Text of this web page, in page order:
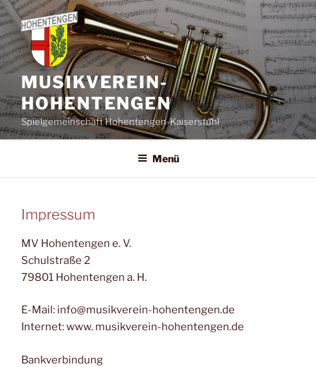
Zum
Inhalt
springen
MUSIKVEREIN-
HOHENTENGEN
Spielgemeinschaft Hohentengen-Kaiserstuhl
Menü
Impressum
MV Hohentengen e. V.
Schulstraße 2
79801 Hohentengen a. H.
E-Mail: info@musikverein-hohentengen.de
Internet: www. musikverein-hohentengen.de
Bankverbindung